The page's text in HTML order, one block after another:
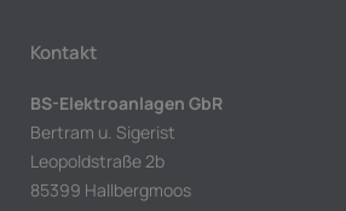
Kontakt
BS-Elektroanlagen GbR
Bertram u. Sigerist
Leopoldstraße 2b
85399 Hallbergmoos